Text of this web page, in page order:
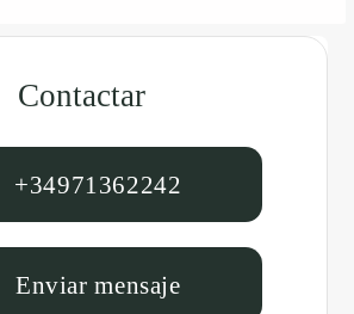
Contactar
+34971362242
Enviar mensaje